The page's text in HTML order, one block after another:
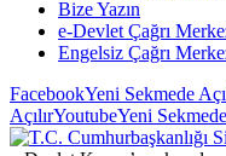
Bize Yazın
e-Devlet Çağrı
Engelsiz Çağrı
FacebookYeni Sekmede
AçılırYoutubeYeni